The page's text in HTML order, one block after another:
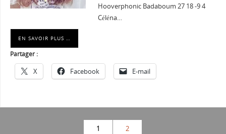
Hooverphonic Badaboum 27 18 -9 4
Céléna…
EN SAVOIR PLUS …
Partager :
X Facebook E-mail
1 2